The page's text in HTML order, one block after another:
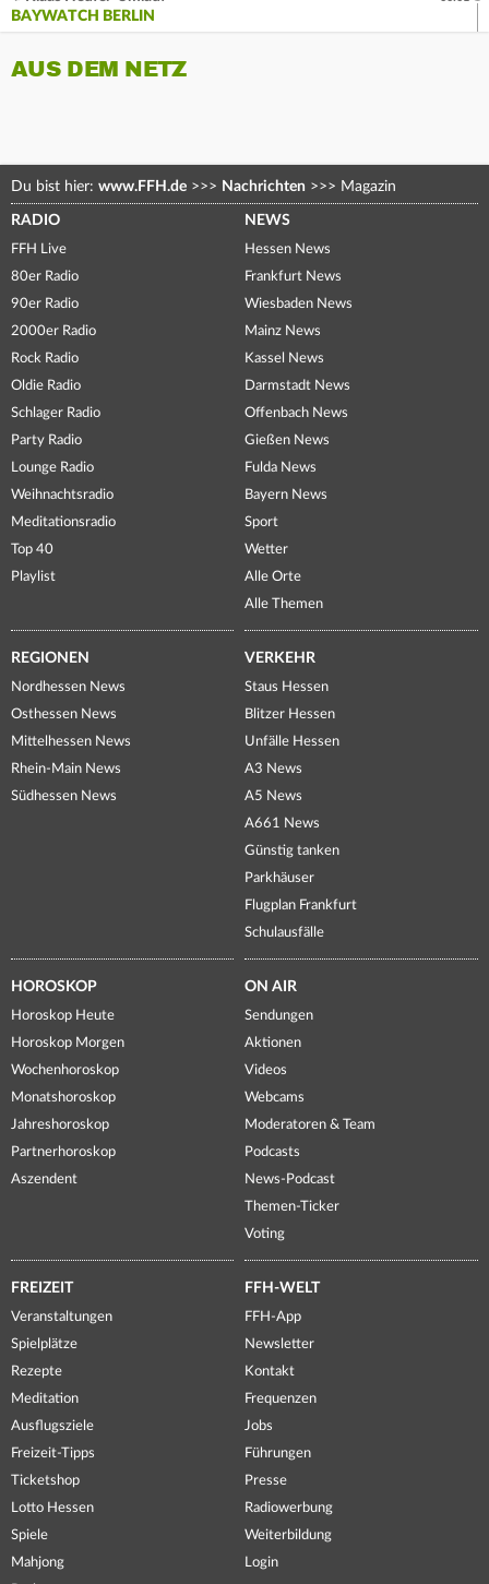
BAYWATCH BERLIN
AUS DEM NETZ
Du bist hier: www.FFH.de >>> Nachrichten >>> Magazin
RADIO
FFH Live
80er Radio
90er Radio
2000er Radio
Rock Radio
Oldie Radio
Schlager Radio
Party Radio
Lounge Radio
Weihnachtsradio
Meditationsradio
Top 40
Playlist
NEWS
Hessen News
Frankfurt News
Wiesbaden News
Mainz News
Kassel News
Darmstadt News
Offenbach News
Gießen News
Fulda News
Bayern News
Sport
Wetter
Alle Orte
Alle Themen
REGIONEN
Nordhessen News
Osthessen News
Mittelhessen News
Rhein-Main News
Südhessen News
VERKEHR
Staus Hessen
Blitzer Hessen
Unfälle Hessen
A3 News
A5 News
A661 News
Günstig tanken
Parkhäuser
Flugplan Frankfurt
Schulausfälle
HOROSKOP
Horoskop Heute
Horoskop Morgen
Wochenhoroskop
Monatshoroskop
Jahreshoroskop
Partnerhoroskop
Aszendent
ON AIR
Sendungen
Aktionen
Videos
Webcams
Moderatoren & Team
Podcasts
News-Podcast
Themen-Ticker
Voting
FREIZEIT
Veranstaltungen
Spielplätze
Rezepte
Meditation
Ausflugsziele
Freizeit-Tipps
Ticketshop
Lotto Hessen
Spiele
Mahjong
FFH-WELT
FFH-App
Newsletter
Kontakt
Frequenzen
Jobs
Führungen
Presse
Radiowerbung
Weiterbildung
Login